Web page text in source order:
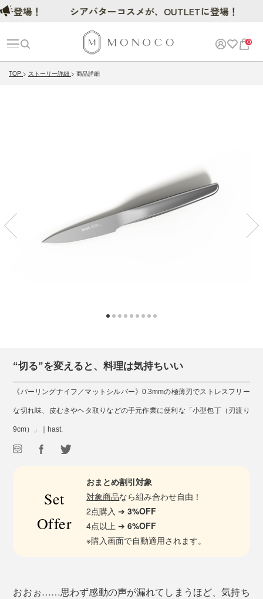
0
TOP ストーリー詳細 商品詳細
“切る”を変えると、料理は気持ちいい
《パーリングナイフ／マットシルバー》0.3mmの極薄刃でストレスフリー
な切れ味、皮むきやヘタ取りなどの手元作業に便利な「小型包丁（刃渡り
9cm）」｜hast.
Set
Offer
おまとめ割引対象
対象商品なら組み合わせ自由！
2点購入 ➔3%OFF
4点以上 ➔6%OFF
※購入画面で自動適用されます。
おおぉ……思わず感動の声が漏れてしまうほど、気持ち
！ シアバターコスメが、OUTLETに登場！